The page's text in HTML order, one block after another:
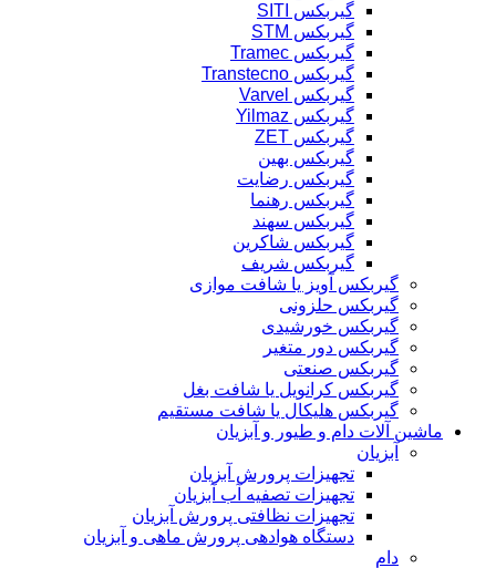
گیربکس SITI
گیربکس STM
گیربکس Tramec
گیربکس Transtecno
گیربکس Varvel
گیربکس Yilmaz
گیربکس ZET
گیربکس بهین
گیربکس رضایت
گیربکس رهنما
گیربکس سهند
گیربکس شاکرین
گیربکس شریف
گیربکس آویز یا شافت موازی
گیربکس حلزونی
گیربکس خورشیدی
گیربکس دور متغیر
گیربکس صنعتی
گیربکس کرانویل یا شافت بغل
گیربکس هلیکال یا شافت مستقیم
ماشین آلات دام و طیور و آبزیان
آبزیان
تجهیزات پرورش آبزیان
تجهیزات تصفیه آب آبزیان
تجهیزات نظافتی پرورش آبزیان
دستگاه هوادهی پرورش ماهی و آبزیان
دام